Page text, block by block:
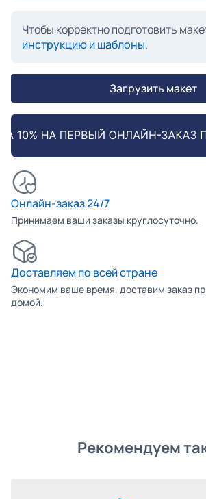
Чтобы корректно подготовить
инструкцию и шаблоны.
Загрузить макет
Онлайн-заказ 24/7
Принимаем ваши заказы круглосуточно.
Доставляем по всей стране
Экономим ваше время, доставим заказ
домой.
Рекомендуем